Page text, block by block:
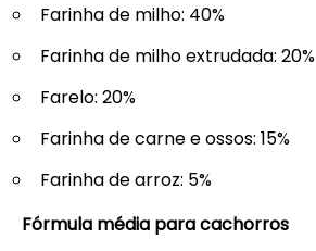
Farinha de milho: 40%
Farinha de milho extrudada: 20%
Farelo: 20%
Farinha de carne e ossos: 15%
Farinha de arroz: 5%
Fórmula média para cachorros